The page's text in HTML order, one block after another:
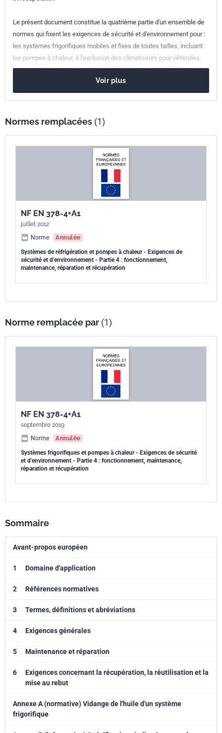
Parenté
européenne
Le présent document constitue la quatrième partie d'un ensemble de
normes qui fixent les exigences de sécurité et d'environnement pour :
les systèmes frigorifiques mobiles et fixes de toutes tailles, incluant
les pompes à chaleur, à l'exclusion des climatiseurs pour véhicules
automobiles ; les systèmes de refroidissement ou de chauffage
secondaire ; les emplacements de ces systèmes frigorifiques. Il
définit les instructions à fournir aux opérateurs, la documentation à
réparation des équipements ainsi que celles concernant le fluide
exigences de base, les définitions, la classification et critères de choix
des systèmes frigorifiques (partie 1) , la conception, la construction,
et la protection des personnes (partie 3) .
Voir plus
Normes remplacées (1)
NF EN 378-4+A1
juillet 2012
Norme
Annulée
Systèmes de réfrigération et pompes à chaleur - Exigences de
sécurité et d'environnement - Partie 4 : fonctionnement,
maintenance, réparation et récupération
Norme remplacée par (1)
NF EN 378-4+A1
septembre 2019
Norme
Annulée
Systèmes frigorifiques et pompes à chaleur - Exigences de sécurité
et d'environnement - Partie 4 : fonctionnement, maintenance,
réparation et récupération
Sommaire
Avant-propos européen
1 Domaine d'application
2 Références normatives
3 Termes, définitions et abréviations
4 Exigences générales
5 Maintenance et réparation
6
Exigences concernant la récupération, la réutilisation et la
mise au rebut
Annexe A (normative) Vidange de l'huile d'un système
frigorifique